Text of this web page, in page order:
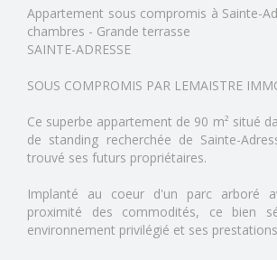
Appartement sous compromis à Sainte-
chambres - Grande terrasse
SAINTE-ADRESSE
SOUS COMPROMIS PAR LEMAISTRE
Ce superbe appartement de 90 m² situé
de standing recherchée de Sainte-
trouvé ses futurs propriétaires.
Implanté au coeur d'un parc arboré
proximité des commodités, ce bien
environnement privilégié et ses